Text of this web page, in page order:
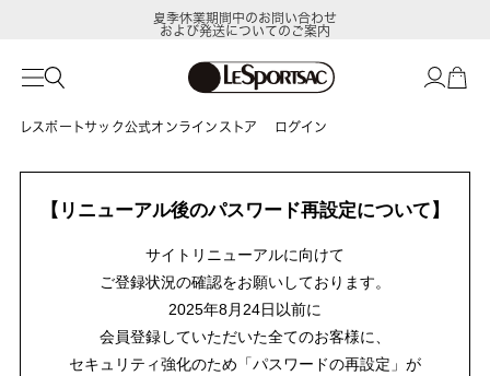
夏季休業期間中のお問い合わせ
および発送についてのご案内
レスポートサック公式オンラインストア ログイン
【リニューアル後のパスワード再設定について】
サイトリニューアルに向けて
ご登録状況の確認をお願いしております。
2025年8月24日以前に
会員登録していただいた全てのお客様に、
セキュリティ強化のため「パスワードの再設定」が